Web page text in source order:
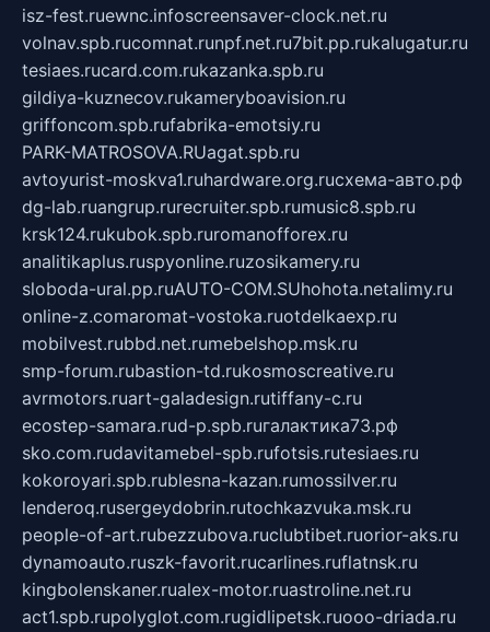
isz-fest.ruewnc.infoscreensaver-clock.net.ru
volnav.spb.rucomnat.runpf.net.ru7bit.pp.rukalugatur.ru
tesiaes.rucard.com.rukazanka.spb.ru
gildiya-kuznecov.rukameryboavision.ru
griffoncom.spb.rufabrika-emotsiy.ru
PARK-MATROSOVA.RUagat.spb.ru
avtoyurist-moskva1.ruhardware.org.ruсхема-авто.рф
dg-lab.ruangrup.rurecruiter.spb.rumusic8.spb.ru
krsk124.rukubok.spb.ruromanofforex.ru
analitikaplus.ruspyonline.ruzosikamery.ru
sloboda-ural.pp.ruAUTO-COM.SUhohota.netalimy.ru
online-z.comaromat-vostoka.ruotdelkaexp.ru
mobilvest.rubbd.net.rumebelshop.msk.ru
smp-forum.rubastion-td.rukosmoscreative.ru
avrmotors.ruart-galadesign.rutiffany-c.ru
ecostep-samara.rud-p.spb.ruгалактика73.рф
sko.com.rudavitamebel-spb.rufotsis.rutesiaes.ru
kokoroyari.spb.rublesna-kazan.rumossilver.ru
lenderoq.rusergeydobrin.rutochkazvuka.msk.ru
people-of-art.rubezzubova.ruclubtibet.ruorior-aks.ru
dynamoauto.ruszk-favorit.rucarlines.ruflatnsk.ru
kingbolenskaner.rualex-motor.ruastroline.net.ru
act1.spb.rupolyglot.com.rugidlipetsk.ruooo-driada.ru